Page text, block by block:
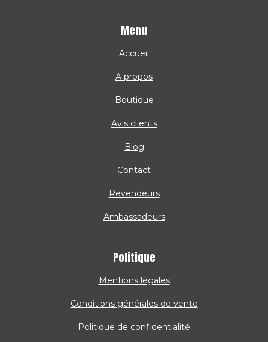
Menu
Accueil
A propos
Boutique
Avis clients
Blog
Contact
Revendeurs
Ambassadeurs
Politique
Mentions légales
Conditions générales de vente
Politique de confidentialité